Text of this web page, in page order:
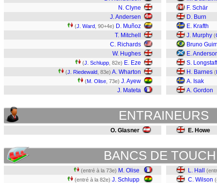
N. Clyne
J. Andersen
(J. Ward , 90+4e) D. Muñoz
T. Mitchell
C. Richards
W. Hughes
(J. Schlupp , 82e) E. Eze
(J. Riedewald , 83e) A. Wharton
(M. Olise , 73e) J. Ayew
J. Mateta
F. Schär
D. Burn
E. Krafth
J. Murphy (
Bruno
E.
S. Longstaff
H. Barnes (
A. Isak
A. Gordon
ENTRAINEURS
O. Glasner E. Howe
BANCS DE
(entré à la 73e) M. Olise
(entré à la 82e) J. Schlupp
L. Hall
C. Wilson